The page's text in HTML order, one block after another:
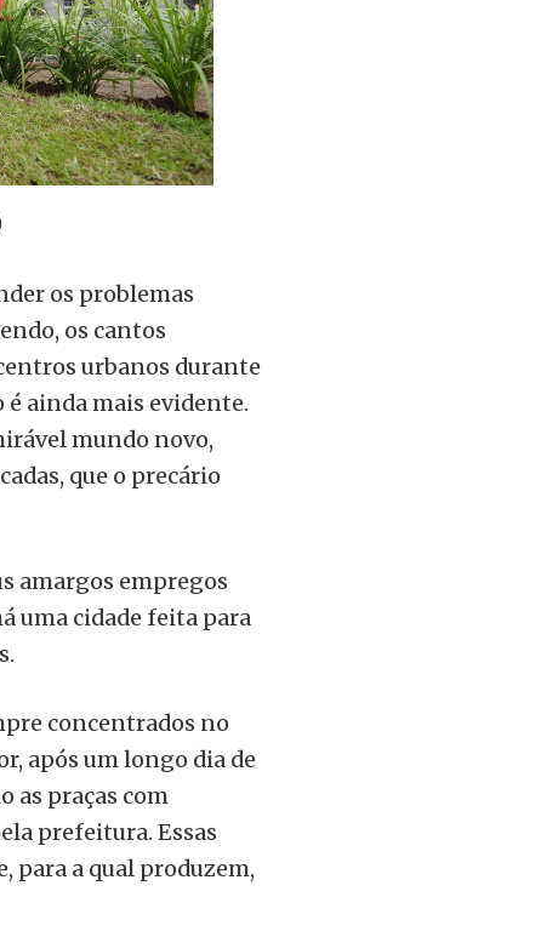
os problemas
os cantos
urbanos durante
é ainda mais evidente.
mundo novo,
que o precário
amargos empregos
uma cidade feita para
concentrados no
após um longo dia de
as praças com
prefeitura. Essas
para a qual produzem,